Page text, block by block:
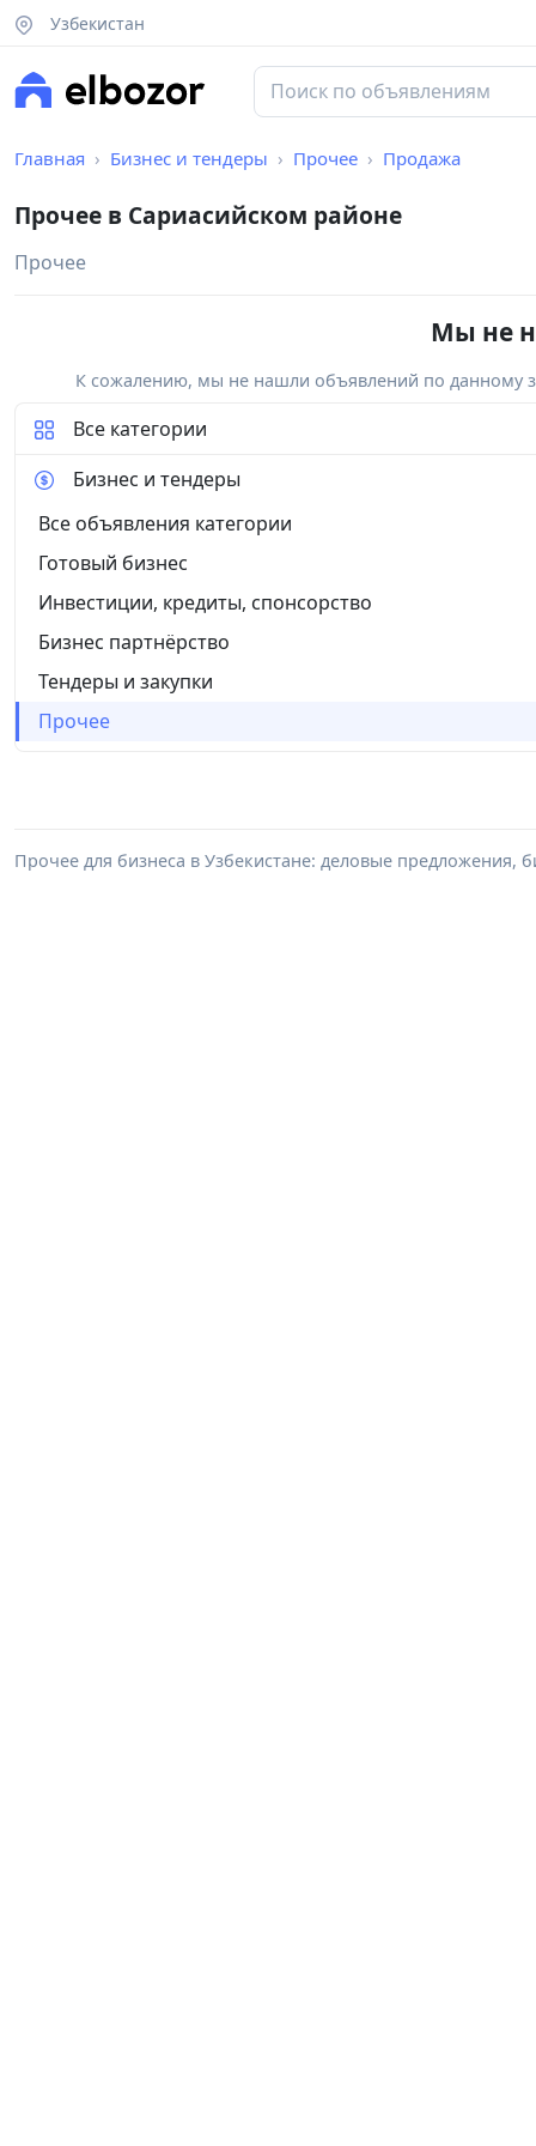
Узбекистан
Главная Бизнес и тендеры Прочее Продажа
Прочее в Сариасийском районе
Прочее
Мы не
К сожалению, мы не нашли объявлений по данному
Все категории
Бизнес и тендеры
Все объявления категории
Готовый бизнес
Инвестиции, кредиты, спонсорство
Бизнес партнёрство
Тендеры и закупки
Прочее
Прочее для бизнеса в Узбекистане: деловые предложения,